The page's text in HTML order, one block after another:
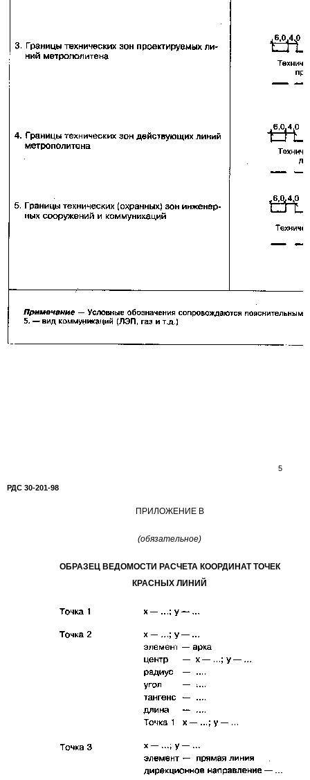
5
РДС 30-201-98
ПРИЛОЖЕНИЕ В
(обязательное)
ОБРАЗЕЦ ВЕДОМОСТИ РАСЧЕТА КООРДИНАТ ТОЧЕК
КРАСНЫХ ЛИНИЙ